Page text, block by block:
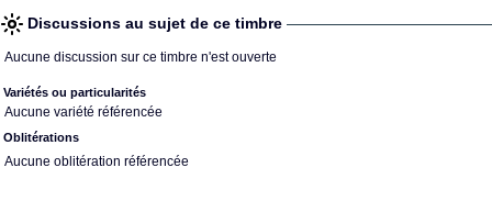
Discussions au sujet de ce timbre
Aucune discussion sur ce timbre n'est ouverte
Variétés ou particularités
Aucune variété référencée
Oblitérations
Aucune oblitération référencée